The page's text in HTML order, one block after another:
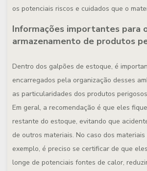
os potenciais riscos e cuidados que o
Informações importantes para
armazenamento de produtos
Dentro dos galpões de estoque, é
encarregados pela organização desses
as particularidades dos produtos
Em geral, a recomendação é que eles
restante do estoque, evitando que
de outros materiais. No caso dos
exemplo, é preciso se certificar de que
longe de potenciais fontes de calor,